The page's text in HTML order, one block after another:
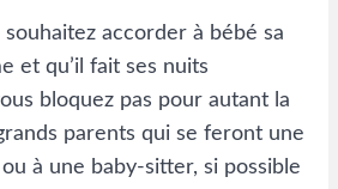
souhaitez accorder à bébé sa
et qu’il fait ses nuits
bloquez pas pour autant la
parents qui se feront une
à une baby-sitter, si possible